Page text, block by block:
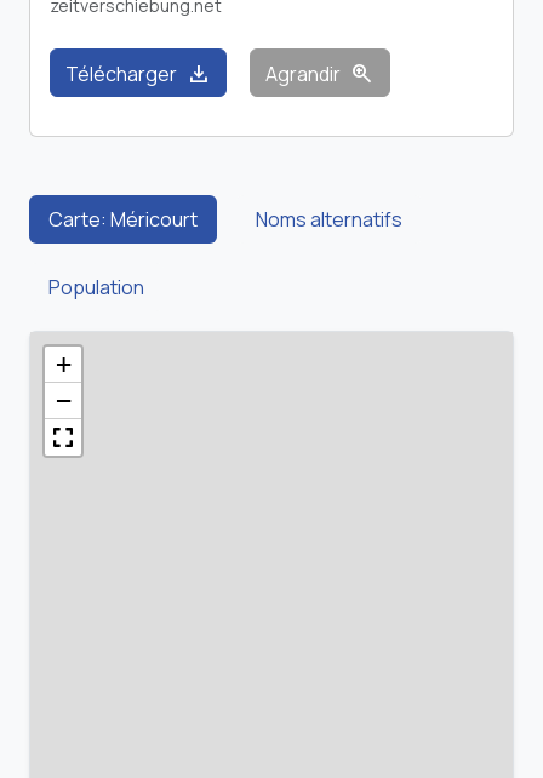
zeitverschiebung.net
Télécharger download Agrandir zoom_in
Carte: Méricourt Noms alternatifs
Population
+
−